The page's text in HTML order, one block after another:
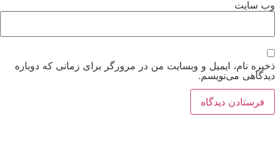
وب‌ سایت
ذخیره نام، ایمیل و وبسایت من در مرورگر برای زمانی که دوباره
دیدگاهی می‌نویسم.